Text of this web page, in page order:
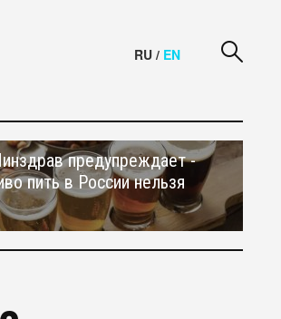
RU / EN
предупреждает -
пить в России нельзя